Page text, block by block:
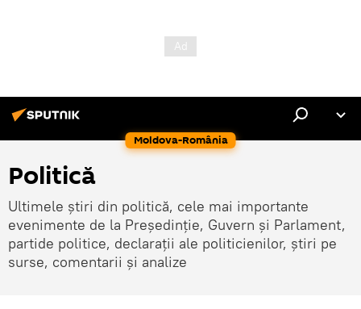
Moldova-România
Politică
Ultimele știri din politică, cele mai importante
evenimente de la Președinție, Guvern și Parlament,
partide politice, declarații ale politicienilor, știri pe
surse, comentarii și analize